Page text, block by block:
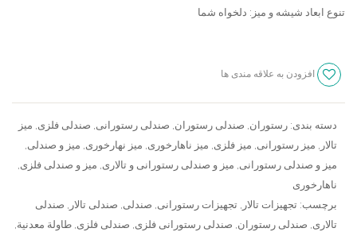
(شیاردار)
تنوع ابعاد شیشه و میز: دلخواه شما
افزودن به علاقه مندی ها
دسته بندی: رستوران, صندلی رستوران, صندلی رستورانی, صندلی فلزی, میز
تالار , میز رستورانی, میز فلزی, میز ناهارخوری, میز نهارخوری, میز و صندلی,
میز و صندلی رستورانی, میز و صندلی رستورانی و تالاری, میز و صندلی فلزی,
ناهارخوری
برچسب: تجهیزات تالار , تجهیزات رستورانی, صندلی, صندلی تالار , صندلی
تالاری, صندلی رستوران, صندلی رستورانی فلزی, صندلی فلزی, طاولة معدنية,